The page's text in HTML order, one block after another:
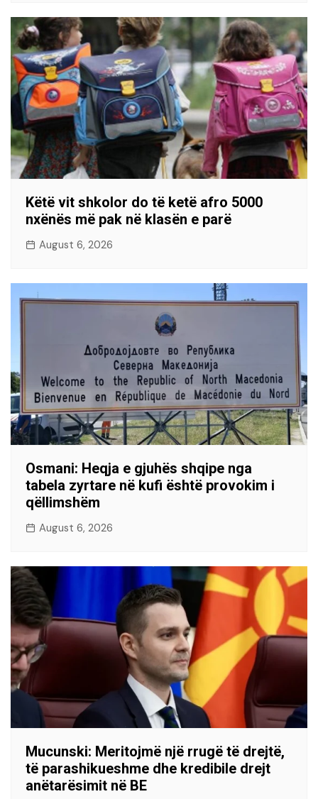
Këtë vit shkolor do të ketë afro 5000
nxënës më pak në klasën e parë
August 6, 2026
Osmani: Heqja e gjuhës shqipe nga
tabela zyrtare në kufi është provokim i
qëllimshëm
August 6, 2026
Mucunski: Meritojmë një rrugë të drejtë,
të parashikueshme dhe kredibile drejt
anëtarësimit në BE